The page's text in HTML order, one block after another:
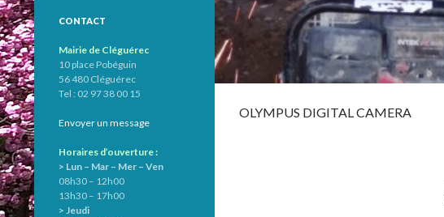
OLYMPUS DIGITAL CAMERA
CONTACT
Mairie de Cléguérec
10 place Pobéguin
56 480 Cléguérec
Tel : 02 97 38 00 15
Envoyer un message
Horaires d’ouverture :
> Lun – Mar – Mer – Ven
08h30 – 12h00
13h30 – 17h00
> Jeudi